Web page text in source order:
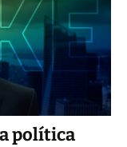
política